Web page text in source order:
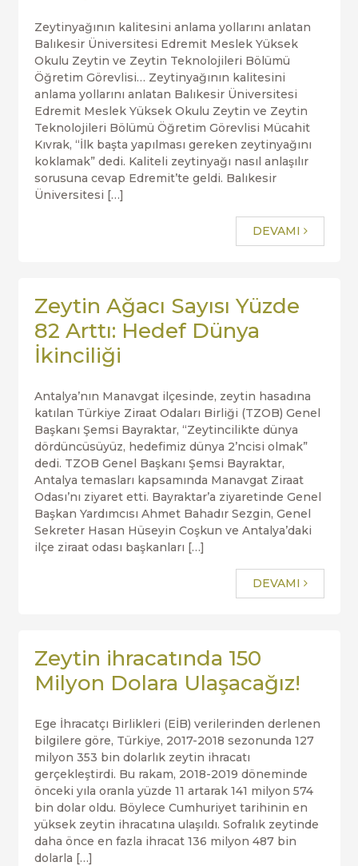
Zeytinyağının kalitesini anlama yollarını anlatan
Balıkesir Üniversitesi Edremit Meslek Yüksek
Okulu Zeytin ve Zeytin Teknolojileri Bölümü
Öğretim Görevlisi… Zeytinyağının kalitesini
anlama yollarını anlatan Balıkesir Üniversitesi
Edremit Meslek Yüksek Okulu Zeytin ve Zeytin
Teknolojileri Bölümü Öğretim Görevlisi Mücahit
Kıvrak, “İlk başta yapılması gereken zeytinyağını
koklamak” dedi. Kaliteli zeytinyağı nasıl anlaşılır
sorusuna cevap Edremit’te geldi. Balıkesir
Üniversitesi […]
DEVAMI
Zeytin Ağacı Sayısı Yüzde
82 Arttı: Hedef Dünya
İkinciliği
Antalya’nın Manavgat ilçesinde, zeytin hasadına
katılan Türkiye Ziraat Odaları Birliği (TZOB) Genel
Başkanı Şemsi Bayraktar, “Zeytincilikte dünya
dördüncüsüyüz, hedefimiz dünya 2’ncisi olmak”
dedi. TZOB Genel Başkanı Şemsi Bayraktar,
Antalya temasları kapsamında Manavgat Ziraat
Odası’nı ziyaret etti. Bayraktar’a ziyaretinde Genel
Başkan Yardımcısı Ahmet Bahadır Sezgin, Genel
Sekreter Hasan Hüseyin Coşkun ve Antalya’daki
ilçe ziraat odası başkanları […]
DEVAMI
Zeytin ihracatında 150
Milyon Dolara Ulaşacağız!
Ege İhracatçı Birlikleri (EİB) verilerinden derlenen
bilgilere göre, Türkiye, 2017-2018 sezonunda 127
milyon 353 bin dolarlık zeytin ihracatı
gerçekleştirdi. Bu rakam, 2018-2019 döneminde
önceki yıla oranla yüzde 11 artarak 141 milyon 574
bin dolar oldu. Böylece Cumhuriyet tarihinin en
yüksek zeytin ihracatına ulaşıldı. Sofralık zeytinde
daha önce en fazla ihracat 136 milyon 487 bin
dolarla […]